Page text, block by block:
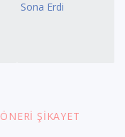
Sona Erdi
ÖNERI ŞIKAYET